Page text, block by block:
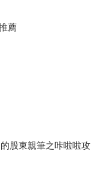
薦
股東親筆之咔啦啦攻